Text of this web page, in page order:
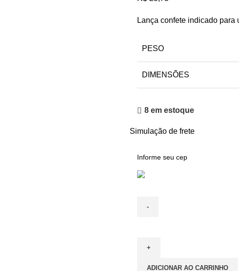
Lança confete indicado para
PESO
DIMENSÕES
8 em estoque
Simulação de frete
ADICIONAR AO CARRINHO